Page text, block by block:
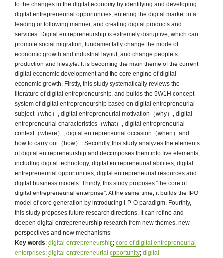
to the changes in the digital economy by identifying and developing
digital entrepreneurial opportunities, entering the digital market in a
leading or following manner, and creating digital products and
services. Digital entrepreneurship is extremely disruptive, which can
promote social migration, fundamentally change the mode of
economic growth and industrial layout, and change people’s
production and lifestyle. It is becoming the main theme of the current
digital economic development and the core engine of digital
economic growth. Firstly, this study systematically reviews the
literature of digital entrepreneurship, and builds the 5W1H concept
system of digital entrepreneurship based on digital entrepreneurial
subject（who）, digital entrepreneurial motivation（why）, digital
entrepreneurial characteristics（what）, digital entrepreneurial
context（where）, digital entrepreneurial occasion（when）and
how to carry out（how）. Secondly, this study analyzes the elements
of digital entrepreneurship and decomposes them into five elements,
including digital technology, digital entrepreneurial abilities, digital
entrepreneurial opportunities, digital entrepreneurial resources and
digital business models. Thirdly, this study proposes “the core of
digital entrepreneurial enterprise”. At the same time, it builds the IPO
model of core generation by introducing I-P-O paradigm. Fourthly,
this study proposes future research directions. It can refine and
deepen digital entrepreneurship research from new themes, new
perspectives and new mechanisms.
Key words:digital entrepreneurship;core of digital entrepreneurial
enterprises;digital entrepreneurial opportunity;digital